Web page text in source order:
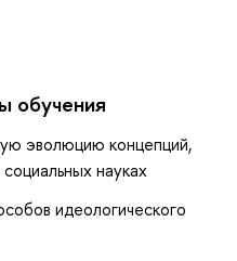
обучения
эволюцию концепций,
науках
идеологического